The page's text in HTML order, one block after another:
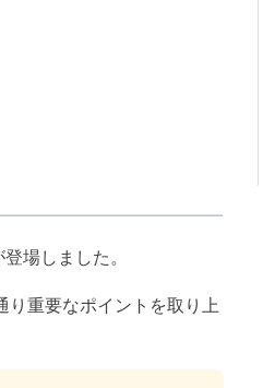
場しました。
り重要なポイントを取り上